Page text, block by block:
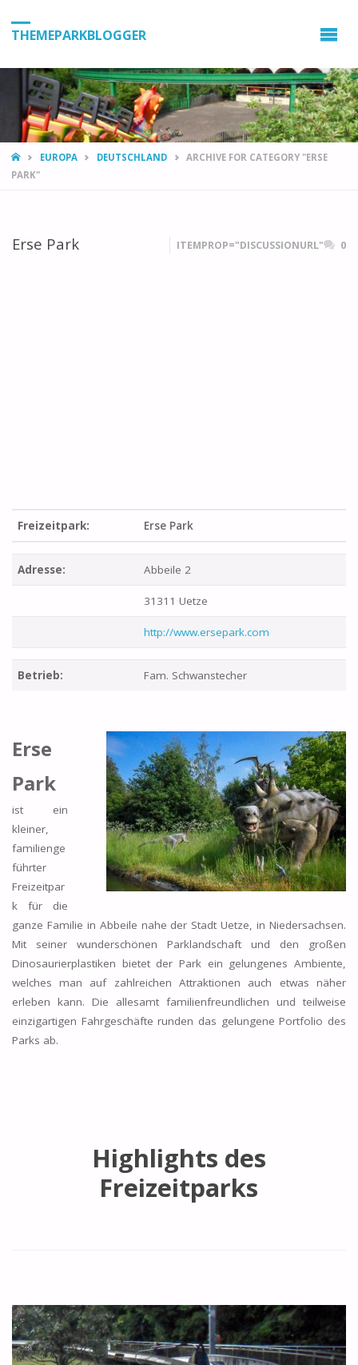
THEMEPARKBLOGGER
HOMEEUROPA DEUTSCHLAND
ARCHIVE FOR CATEGORY "ERSE
PARK"
Erse Park ITEMPROP="DISCUSSIONURL" 0
Freizeitpark: Erse Park
Adresse: Abbeile 2
31311 Uetze
http://www.ersepark.com
Betrieb: Fam. Schwanstecher
Erse
Park
ist ein
kleiner,
familienge
führter
Freizeitpar
k für die
ganze Familie in Abbeile nahe der Stadt Uetze, in Niedersachsen.
Mit seiner wunderschönen Parklandschaft und den großen
Dinosaurierplastiken bietet der Park ein gelungenes Ambiente,
welches man auf zahlreichen Attraktionen auch etwas näher
erleben kann. Die allesamt familienfreundlichen und teilweise
einzigartigen Fahrgeschäfte runden das gelungene Portfolio des
Parks ab.
Highlights des
Freizeitparks